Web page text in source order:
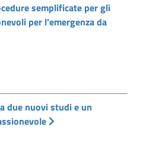
semplificate per gli
per l'emergenza da
due nuovi studi e un